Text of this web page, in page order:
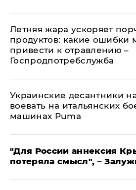
Летняя жара ускоряет
продуктов: какие ошибки
привести к отравлению –
Госпродпотребслужба
Украинские десантники
воевать на итальянских
машинах Puma
"Для России аннексия
потеряла смысл", –